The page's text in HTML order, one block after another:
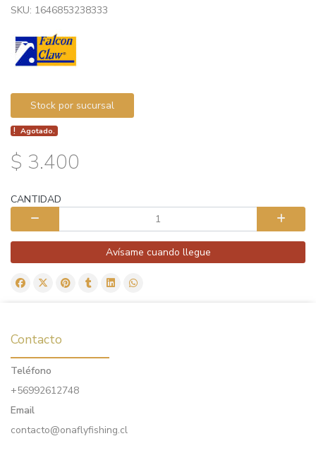
SKU: 1646853238333
Stock por sucursal
Agotado.
$ 3.400
CANTIDAD
Avísame cuando llegue
Contacto
Teléfono
+56992612748
Email
contacto@onaflyfishing.cl